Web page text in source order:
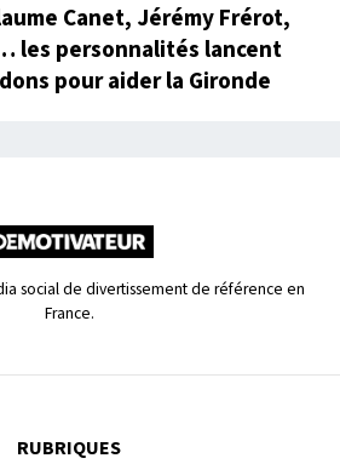
Canet, Jérémy Frérot,
les personnalités lancent
pour aider la Gironde
social de divertissement de référence en
France.
RUBRIQUES